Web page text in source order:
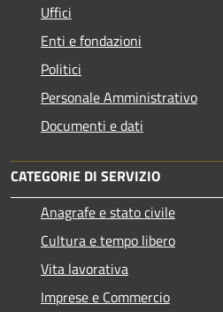
Uffici
Enti e fondazioni
Politici
Personale Amministrativo
Documenti e dati
CATEGORIE DI SERVIZIO
Anagrafe e stato civile
Cultura e tempo libero
Vita lavorativa
Imprese e Commercio